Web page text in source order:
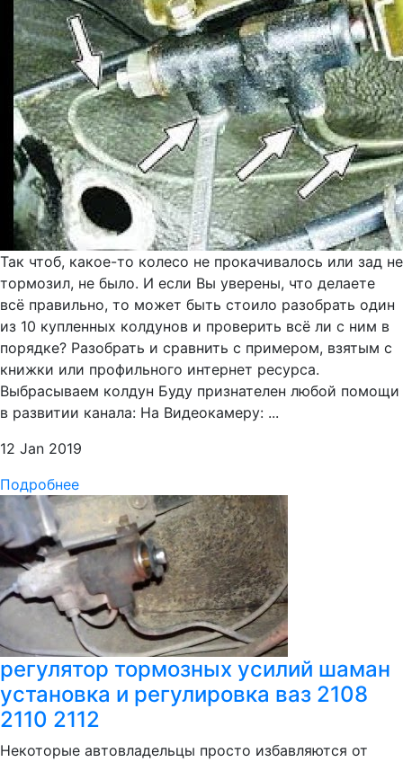
Так чтоб, какое-то колесо не прокачивалось или зад не
тормозил, не было. И если Вы уверены, что делаете
всё правильно, то может быть стоило разобрать один
из 10 купленных колдунов и проверить всё ли с ним в
порядке? Разобрать и сравнить с примером, взятым с
книжки или профильного интернет ресурса.
Выбрасываем колдун Буду признателен любой помощи
в развитии канала: На Видеокамеру: ...
12 Jan 2019
Подробнее
регулятор тормозных усилий шаман
установка и регулировка ваз 2108
2110 2112
Некоторые автовладельцы просто избавляются от